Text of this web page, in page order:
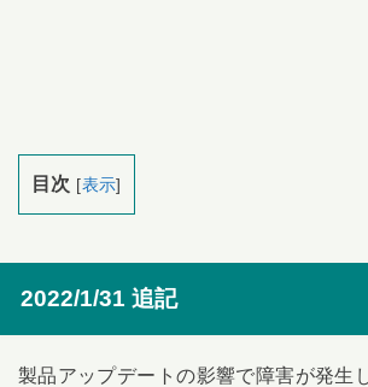
目次 [表示]
2022/1/31 追記
製品アップデートの影響で障害が発生